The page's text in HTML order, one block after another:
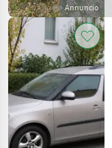
Annuncio